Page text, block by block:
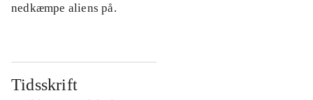
nedkæmpe aliens på.
Tidsskrift